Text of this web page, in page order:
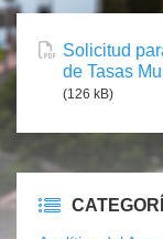
Solicitud
de Tasas
(126 kB)